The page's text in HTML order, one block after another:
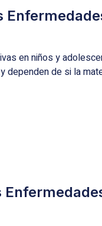
en niños y
de si la